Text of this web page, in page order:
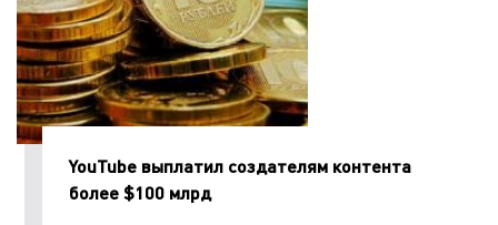
YouTube выплатил создателям контента
более $100 млрд